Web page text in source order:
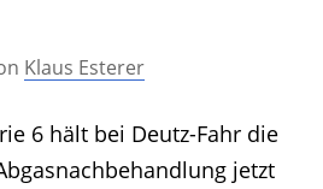
Archiv
Marke
Klaus Esterer
6 hält bei Deutz-Fahr die
jetzt